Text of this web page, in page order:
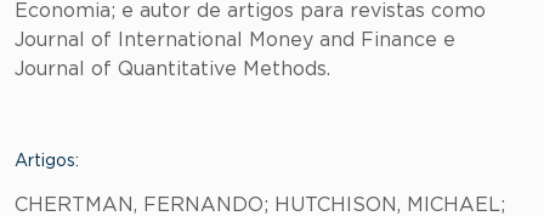
Economia; e autor de artigos para revistas como
Journal of International Money and Finance e
Journal of Quantitative Methods.
Artigos:
CHERTMAN, FERNANDO; HUTCHISON, MICHAEL;